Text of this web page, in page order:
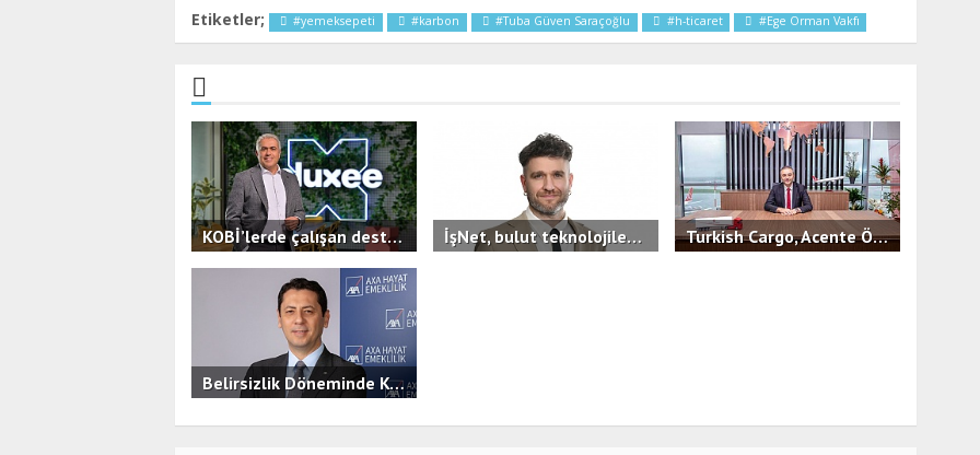
Etiketler; #yemeksepeti #karbon #Tuba Güven Saraçoğlu #h-ticaret #Ege Orman Vakfı
KOBİ’lerde çalışan destekleri ön plana çıkıyor,yan hak kullanımı çeşitleniyor. İşNet, bulut teknolojilerinde KOBİ'lere hızlı, güvenilir ve öngörülebilir maliyet avantajı sunan yeni hizmeti bluutyKonfor'u duyurdu. Turkish Cargo, Acente Ödül Töreni’nde İş Ortaklarıyla Bir Araya Geldi
Belirsizlik Döneminde KOBİ’ler İçin Finansal Güvence